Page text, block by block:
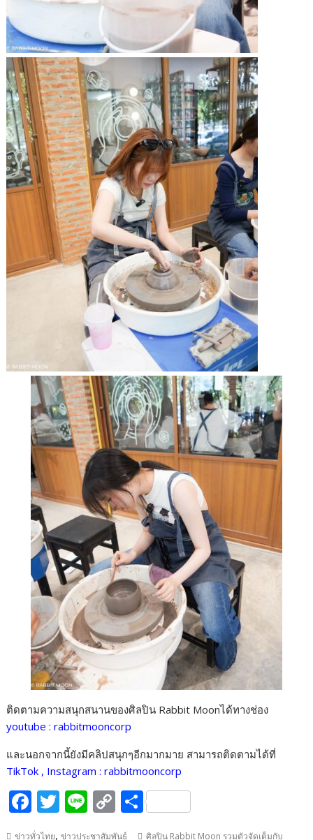
ติดตามความสนุกสนานของศิลปิน Rabbit Moonได้ทางช่อง
youtube : rabbitmooncorp
และนอกจากนี้ยังมีคลิปสนุกๆอีกมากมาย สามารถติดตามได้ที่
TikTok , Instagram : rabbitmooncorp
F
ac
T Li C
o
S
ข่าวทั่วไทย,ข่าวประชาสัมพันธ์ ศิลปิน Rabbit Moon รวมตัวจัดเต็มกับ